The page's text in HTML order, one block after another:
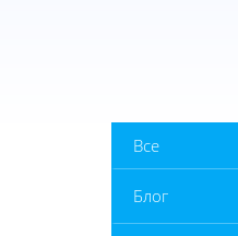
Все
Блог